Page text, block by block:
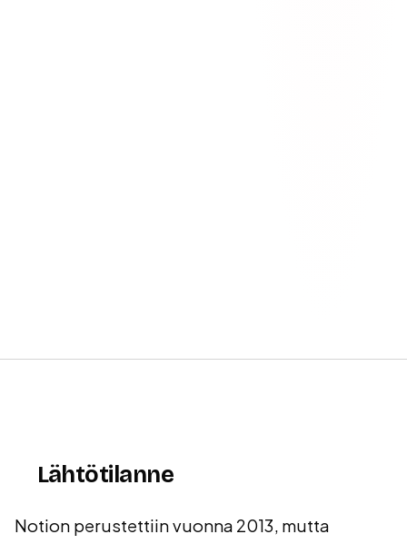
Lähtötilanne
Notion perustettiin vuonna 2013, mutta